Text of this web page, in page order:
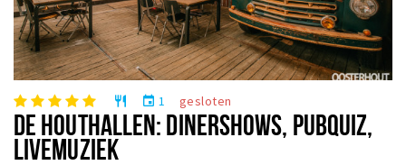
restaurant event 1 gesloten
DE HOUTHALLEN: DINERSHOWS, PUBQUIZ,
LIVEMUZIEK